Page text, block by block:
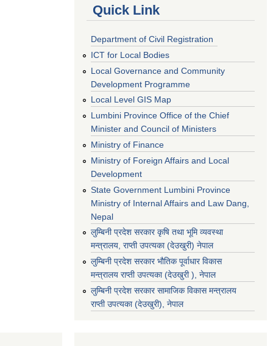
Quick Link
Department of Civil Registration
ICT for Local Bodies
Local Governance and Community
Development Programme
Local Level GIS Map
Lumbini Province Office of the Chief
Minister and Council of Ministers
Ministry of Finance
Ministry of Foreign Affairs and Local
Development
State Government Lumbini Province
Ministry of Internal Affairs and Law Dang,
Nepal
लुम्बिनी प्रदेश सरकार कृषि तथा भूमि व्यवस्था
मन्त्रालय, राप्ती उपत्यका (देउखुरी) नेपाल
लुम्बिनी प्रदेश सरकार भौतिक पूर्वाधार विकास
मन्त्रालय राप्ती उपत्यका (देउखुरी ), नेपाल
‌लुम्बिनी प्रदेश सरकार सामाजिक विकास मन्‍‍त्रालय
राप्ती उपत्यका (देउखुरी), नेपाल